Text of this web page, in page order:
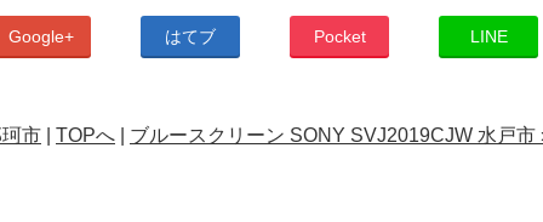
Google+ はてブ Pocket LINE
市 TOPへ ブルースクリーン SONY SVJ2019CJW 水戸市